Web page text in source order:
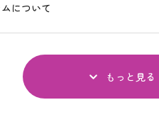
について
もっと見る